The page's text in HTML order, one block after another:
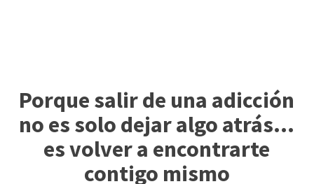
Porque salir de una adicción
no es solo dejar algo atrás…
es volver a encontrarte
contigo mismo